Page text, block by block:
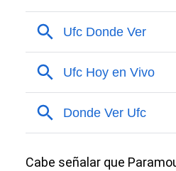
Cabe señalar que